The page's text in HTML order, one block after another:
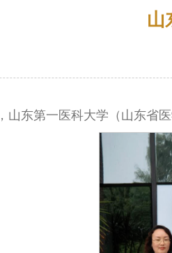
山
山东第一医科大学（山东省